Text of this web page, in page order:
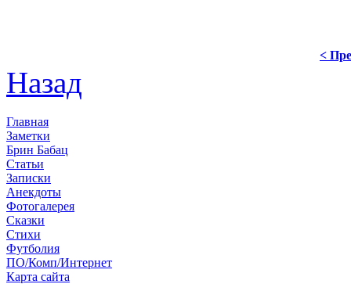
<
Назад
Главная
Заметки
Брин Бабац
Статьи
Записки
Анекдоты
Фотогалерея
Сказки
Стихи
Футболия
ПО/Комп/Интернет
Карта сайта